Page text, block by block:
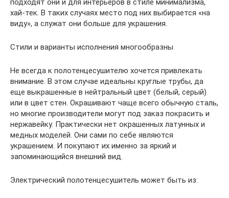
подходят они и для интерьеров в стиле минимализма,
хай-тек. В таких случаях место под них выбирается «на
виду», а служат они больше для украшения.
Стили и варианты исполнения многообразны
Не всегда к полотенцесушителю хочется привлекать
внимание. В этом случае идеальны круглые трубы, да
еще выкрашенные в нейтральный цвет (белый, серый)
или в цвет стен. Окрашивают чаще всего обычную сталь,
но многие производители могут под заказ покрасить и
нержавейку. Практически нет окрашенных латунных и
медных моделей. Они сами по себе являются
украшением. И покупают их именно за яркий и
запоминающийся внешний вид.
Электрический полотенцесушитель может быть из: